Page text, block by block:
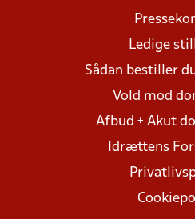
Ledige
Sådan bestiller
Vold mod
Afbud + Akut
Idrættens